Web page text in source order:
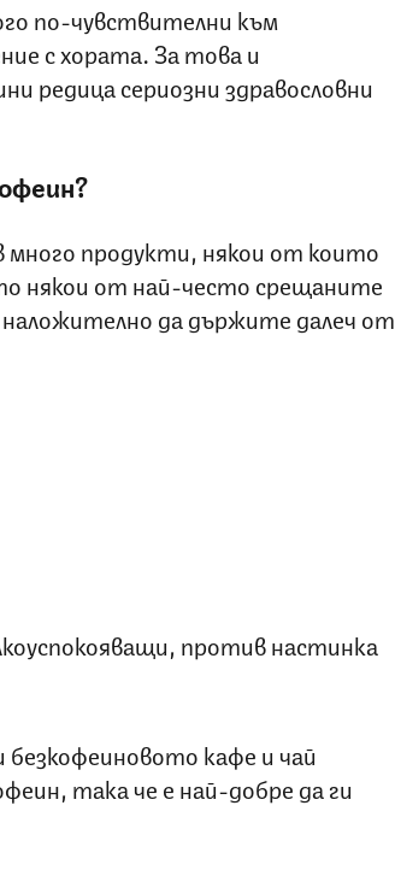
по-чувствителни към
с хората. За това и
редица сериозни здравословни
продукти, някои от които
някои от най-често срещаните
да държите далеч от
против настинка
кафе и чай
така че е най-добре да ги